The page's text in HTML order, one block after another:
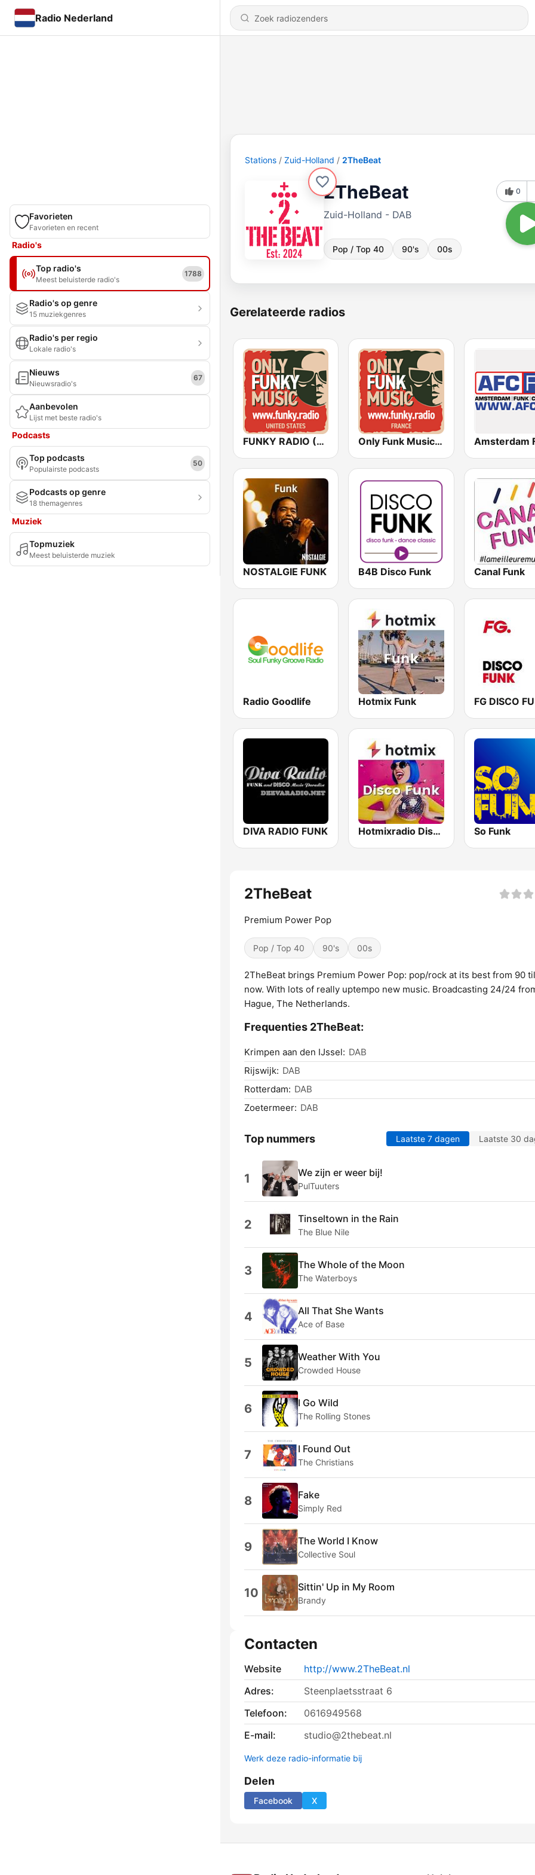
Radio Nederland
Favorieten
Favorieten en recent
Radio's
Top radio's
Meest beluisterde radio's
1788
Radio's op genre
15 muziekgenres
Radio's per regio
Lokale radio's
Nieuws
Nieuwsradio's
67
Aanbevolen
Lijst met beste radio's
Podcasts
Top podcasts
Populairste podcasts
50
Podcasts op genre
18 themagenres
Muziek
Topmuziek
Meest beluisterde muziek
Stations Zuid-Holland 2TheBeat
2TheBeat
Zuid-Holland - DAB
Pop / Top 40 90's 00s
0
Gerelateerde radios
FUNKY RADIO (USA) Only Funk Music 60s70s80s
NOSTALGIE FUNK B4B Disco Funk Canal Funk
Radio Goodlife Hotmix Funk FG DISCO
DIVA RADIO FUNK Hotmixradio Disco Funk So Funk
2TheBeat
Premium Power Pop
Pop / Top 40 90's 00s
2TheBeat brings Premium Power Pop: pop/rock at its best from 90
now. With lots of really uptempo new music. Broadcasting 24/24
Hague, The Netherlands.
Frequenties 2TheBeat:
Krimpen aan den IJssel: DAB
Rijswijk: DAB
Rotterdam: DAB
Zoetermeer: DAB
Top nummers Laatste 7 dagen Laatste 30
1 We zijn er weer bij!
PulTuuters
2 Tinseltown in the Rain
The Blue Nile
3 The Whole of the Moon
The Waterboys
4 All That She Wants
Ace of Base
5 Weather With You
Crowded House
6 I Go Wild
The Rolling Stones
7 I Found Out
The Christians
8 Fake
Simply Red
9 The World I Know
Collective Soul
10 Sittin' Up in My Room
Brandy
Contacten
Website
http://www.2TheBeat.nl
Adres:
Steenplaetsstraat 6
Telefoon:
0616949568
E-mail:
studio@2thebeat.nl
Werk deze radio-informatie bij
Delen
Facebook X